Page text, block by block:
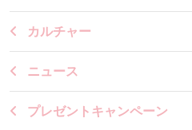
カルチャー
ニュース
プレゼントキャンペーン